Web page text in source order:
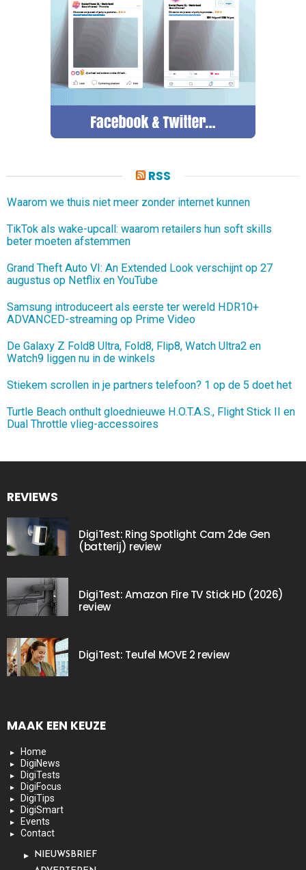
RSS
Waarom we thuis niet meer zonder internet kunnen
TikTok als wake-upcall: waarom retailers hun soft skills
beter moeten afstemmen
Grand Theft Auto VI: An Extended Look verschijnt op 27
augustus op Netflix en YouTube
Samsung introduceert als eerste ter wereld HDR10+
ADVANCED-streaming op Prime Video
De Galaxy Z Fold8 Ultra, Fold8, Flip8, Watch Ultra2 en
Watch9 liggen nu in de winkels
Stiekem scrollen in je partners telefoon? 1 op de 5 doet het
Turtle Beach onthult gloednieuwe H.O.T.A.S., Flight Stick II en
Dual Throttle vlieg-accessoires
REVIEWS
DigiTest: Ring Spotlight Cam 2de Gen
(batterij) review
DigiTest: Amazon Fire TV Stick HD (2026)
review
DigiTest: Teufel MOVE 2 review
MAAK EEN KEUZE
Home
DigiNews
DigiTests
DigiFocus
DigiTips
DigiSmart
Events
Contact
NIEUWSBRIEF